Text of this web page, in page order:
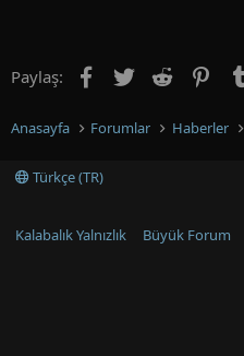
Paylaş: Facebook
TwitterReddit
Anasayfa Forumlar Haberler
Türkçe (TR)
Kalabalık Yalnızlık Büyük Forum